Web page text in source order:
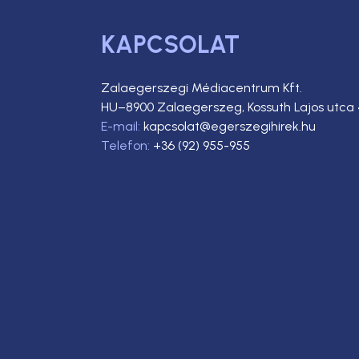
KAPCSOLAT
Zalaegerszegi Médiacentrum Kft.
HU–8900 Zalaegerszeg, Kossuth Lajos utca
E-mail: kapcsolat@egerszegihirek.hu
Telefon: +36 (92) 955-955